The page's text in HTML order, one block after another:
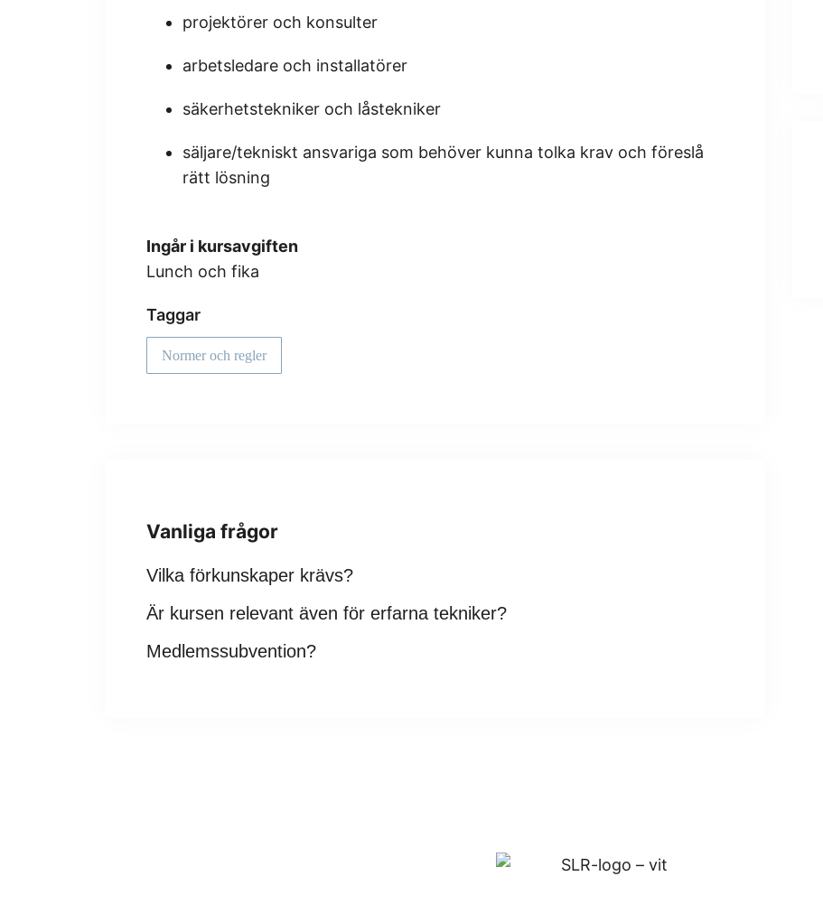
projektörer och konsulter
arbetsledare och installatörer
säkerhetstekniker och låstekniker
säljare/tekniskt ansvariga som behöver kunna tolka krav och föreslå
rätt lösning
Ingår i kursavgiften
Lunch och fika
Taggar
Normer och regler
Vanliga frågor
Vilka förkunskaper krävs?
Är kursen relevant även för erfarna tekniker?
Medlemssubvention?